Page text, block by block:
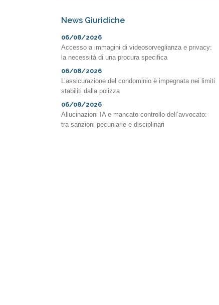
News Giuridiche
06/08/2026
Accesso a immagini di videosorveglianza e privacy:
la necessità di una procura specifica
06/08/2026
L’assicurazione del condominio è impegnata nei limiti
stabiliti dalla polizza
06/08/2026
Allucinazioni IA e mancato controllo dell’avvocato:
tra sanzioni pecuniarie e disciplinari